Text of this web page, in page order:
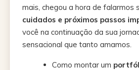
mais, chegou a hora de falarmos
cuidados e próximos passos
você na continuação da sua
sensacional que tanto amamos.
Como montar um